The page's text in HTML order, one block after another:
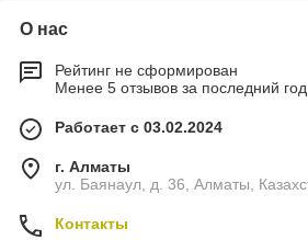
О нас
Рейтинг не сформирован
Менее 5 отзывов за последний год
Работает с 03.02.2024
г. Алматы
ул. Баянаул, д. 36, Алматы,
Контакты